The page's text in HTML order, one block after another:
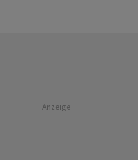
Anzeige